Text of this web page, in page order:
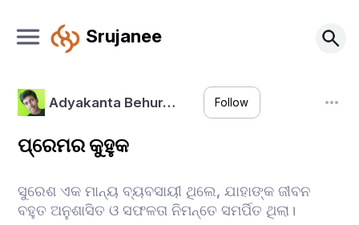
Srujanee
Adyakanta Behur… Follow
ପ୍ରେମର କୁହୁକ
ସୁରେଶ ଏକ ମାନ୍ୟ ବ୍ୟବସାୟୀ ଥିଲେ, ଯାହାଙ୍କ ଜୀବନ
ବହୁତ ଅନୁଶାସିତ ଓ ସଫଳତା ନିମନ୍ତେ ସମର୍ପିତ ଥିଲା।